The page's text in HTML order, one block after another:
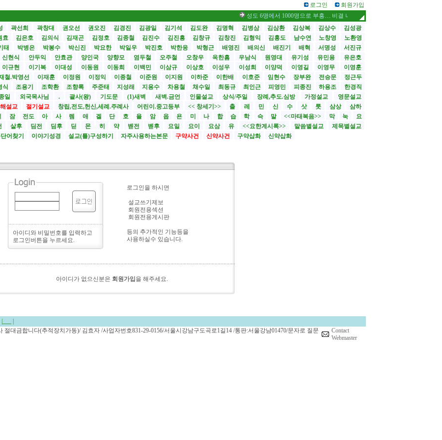
로그인 회원가입
성도 6명에서 1000명으로 부흥… 비결 나눕니다 /스틸 대사, 부임 첫날 영락교
곽선희 곽창대 권오선 권오진 김경진 김광일 김기석 김도완 김명혁 김병삼 김삼환 김상복 김상수
김성광
효 김은호 김의식 김재곤 김정호 김종철 김진수 김진흥 김창규 김창진 김형익 김홍도 남수연 노창영
노환영
태 박병은 박봉수 박신진 박요한 박일우 박진호 박한응 박형근 배영진 배의신 배진기 배혁 서명성
서진규
신현식 안두익 안효관 양인국 양향모 염두철 오주철 오창우 옥한흠 우남식 원영대 유기성 유민용
유은호
이규현 이기복 이대성 이동원 이동희 이백민 이삼규 이상호 이성우 이성희 이양덕 이영길 이영무
이영훈
철.박영선 이재훈 이정원 이정익 이종철 이준원 이지원 이하준 이한배 이호준 임현수 장부완 전승문
정근두
식 조용기 조학환 조향록 주준태 지성래 지용수 차용철 채수일 최동규 최인근 피영민 피종진 하용조
한경직
일 외국목사님 . 괄사(왕) 기도문 (1)새벽 새벽.금언 인물설교 상식/주일 장례,추도.심방 가정설교
영문설교
설교 절기설교 창립,전도,헌신,세례.주례사 어린이.중고등부 << 창세기>> 출 레 민 신 수 삿 룻 삼상
삼하
잠 전도 아 사 렘 애 겔 단 호 욜 암 옵 욘 미 나 합 습 학 슥 말 <<마태복음>> 막 눅
요
살후 딤전 딤후 딛 몬 히 약 벧전 벧후 요일 요이 요삼 유 <<요한계시록>> 말씀별설교
제목별설교
어찾기 이야기성경 설교(틀)구성하기 자주사용하는본문 구약사건 신약사건 구약삽화 신약삽화
아이디와 비밀번호를 입력하고
로그인버튼을 누르세요.
로그인을 하시면
설교쓰기제보
회원전용섹션
회원전용게시판
등의 추가적인 기능등을
사용하실수 있습니다.
아이디가 없으신분은 회원가입 을 해주세요.
대금합니다(추적장치가동)/ 김효자 /사업자번호831-29-0156/서울시강남구도곡로1길14 /통판:서울강남01470/문자로 질문
Contact
Webmaster